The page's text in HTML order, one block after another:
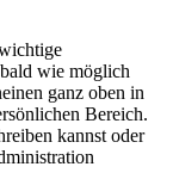
wie möglich
ganz oben in
Bereich.
kannst oder